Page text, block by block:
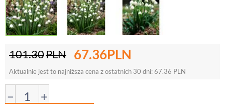
101.30PLN 67.36PLN
Aktualnie jest to najniższa cena z ostatnich 30 dni:67.36 PLN
− +